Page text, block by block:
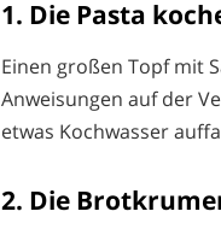
1. Die Pasta
Einen großen Topf mit
Anweisungen auf der
etwas Kochwasser
2. Die